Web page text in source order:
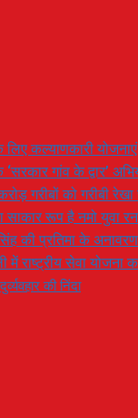
कल्याणकारी
गांव के द्वार’
गरीबों को गरीबी
साकार रूप है नमो युवा
की प्रतिमा के
राष्ट्रीय सेवा योजना
की निंदा